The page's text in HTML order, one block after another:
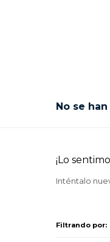
No se
¡Lo
Inténtalo
Filtrando por: